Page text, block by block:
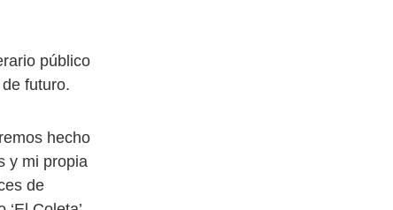
público
futuro.
hecho
y mi propia
de